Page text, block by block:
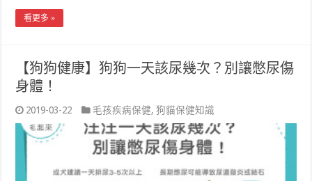
看更多 »
【狗狗健康】狗狗一天該尿幾次？別讓憋尿傷
身體！
2019-03-22 毛孩疾病保健,狗貓保健知識